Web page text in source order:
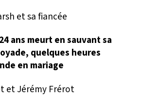
ans meurt en sauvant sa
quelques heures
en mariage